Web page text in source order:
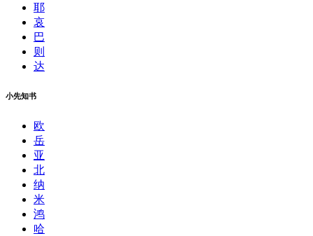
耶
哀
巴
则
达
小先知书
欧
岳
亚
北
纳
米
鸿
哈